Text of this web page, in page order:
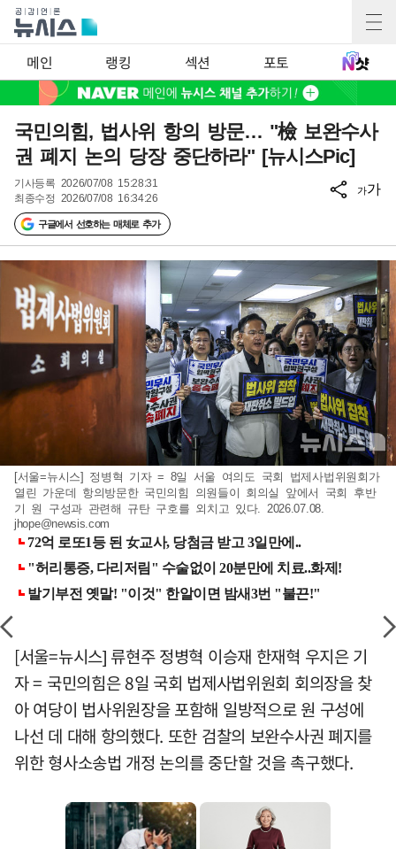
메인 랭킹 섹션 포토
국민의힘, 법사위 항의 방문… "檢 보완수사
권 폐지 논의 당장 중단하라" [뉴시스Pic]
기사등록 2026/07/08 15:28:31
최종수정 2026/07/08 16:34:26
구글에서 선호하는 매체로 추가
가가
[서울=뉴시스] 정병혁 기자 = 8일 서울 여의도 국회 법제사법위원회가
열린 가운데 항의방문한 국민의힘 의원들이 회의실 앞에서 국회 후반
기 원 구성과 관련해 규탄 구호를 외치고 있다. 2026.07.08.
jhope@newsis.com
[서울=뉴시스] 류현주 정병혁 이승재 한재혁 우지은 기
자 = 국민의힘은 8일 국회 법제사법위원회 회의장을 찾
아 여당이 법사위원장을 포함해 일방적으로 원 구성에
나선 데 대해 항의했다. 또한 검찰의 보완수사권 폐지를
위한 형사소송법 개정 논의를 중단할 것을 촉구했다.